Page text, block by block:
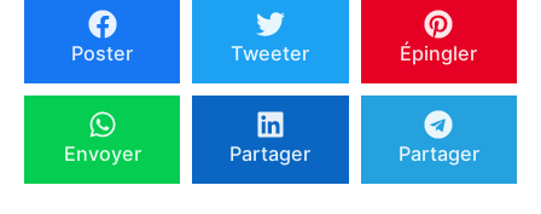
Poster Tweeter Épingler
Envoyer Partager Partager